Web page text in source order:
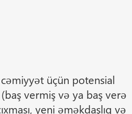
üçün potensial
vermiş və ya baş verə
yeni əməkdaşlıq və